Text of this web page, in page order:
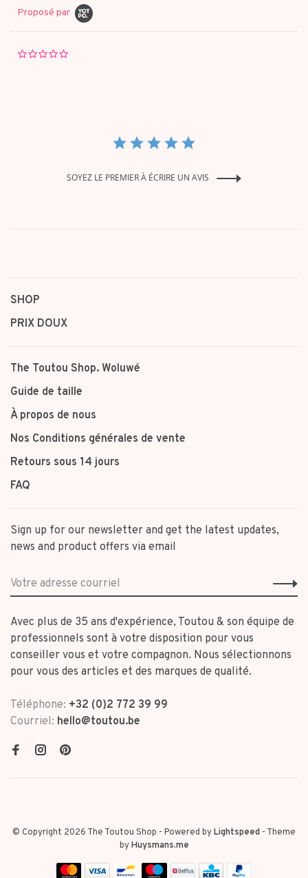
Proposé par
SOYEZ LE PREMIER À ÉCRIRE UN AVIS
SHOP
PRIX DOUX
The Toutou Shop. Woluwé
Guide de taille
À propos de nous
Nos Conditions générales de vente
Retours sous 14 jours
FAQ
Sign up for our newsletter and get the latest updates,
news and product offers via email
Avec plus de 35 ans d'expérience, Toutou & son équipe de
professionnels sont à votre disposition pour vous
conseiller vous et votre compagnon. Nous sélectionnons
pour vous des articles et des marques de qualité.
Téléphone: +32 (0)2 772 39 99
Courriel: hello@toutou.be
© Copyright 2026 The Toutou Shop - Powered byLightspeed - Theme
byHuysmans.me